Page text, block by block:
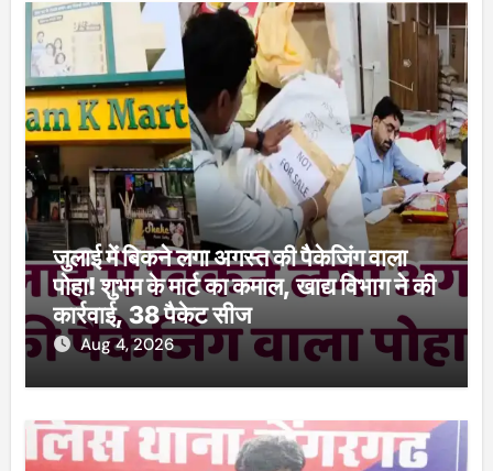
जुलाई में बिकने लगा अगस्त की पैकेजिंग वाला
पोहा! शुभम के मार्ट का कमाल, खाद्य विभाग ने की
कार्रवाई, 38 पैकेट सीज
Aug 4, 2026